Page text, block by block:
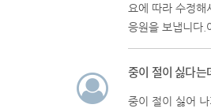
요에 따라 수정
응원을 보냅니다.
중이 절이 싫다는
중이 절이 싫어